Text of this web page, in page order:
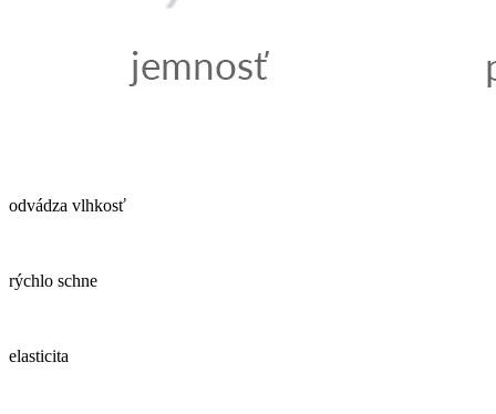
odvádza vlhkosť
rýchlo schne
elasticita